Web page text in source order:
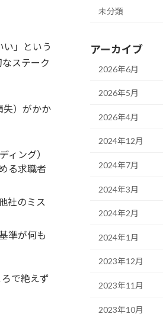
い」という
ステーク
失）がかか
ィング）
る求職者
社のミス
準が何も
で絶えず
未分類
アーカイブ
2026年6月
2026年5月
2026年4月
2024年12月
2024年7月
2024年3月
2024年2月
2024年1月
2023年12月
2023年11月
2023年10月